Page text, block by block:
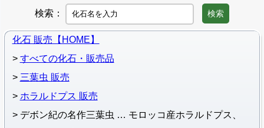
検索： 検索
化石 販売【HOME】
すべての化石・販売品
三葉虫 販売
ホラルドプス 販売
デボン紀の名作三葉虫 … モロッコ産ホラルドプス、